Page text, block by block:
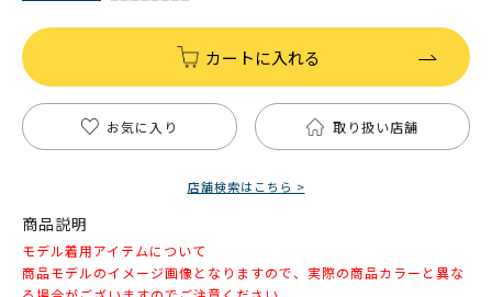
カートに入れる
お気に入り 取り扱い店舗
店舗検索はこちら >
商品説明
モデル着用アイテムについて
商品モデルのイメージ画像となりますので、実際の商品カラーと異な